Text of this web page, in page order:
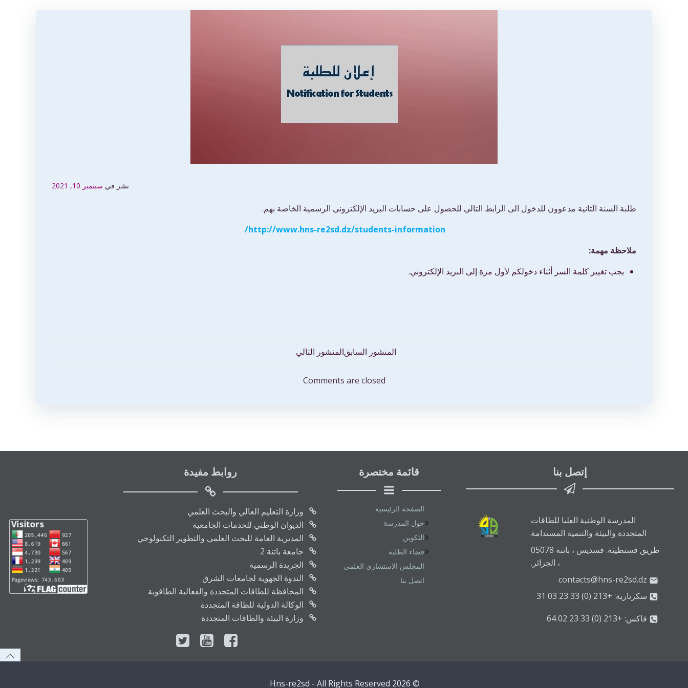
نشر في سبتمبر 10, 2021
طلبة السنة الثانية مدعوون للدخول الى الرابط التالي للحصول على حسابات البريد الإلكتروني الرسمية الخاصة بهم.
http://www.hns-re2sd.dz/students-information/
ملاحظة مهمة:
يجب تغيير كلمة السر أثناء دخولكم لأول مرة إلى البريد الإلكتروني.
المنشور السابقتصفّح
المقالات
المنشور التالي
Comments are closed
إتصل بنا
المدرسة الوطنية العليا للطاقات
المتجددة والبيئة والتنمية المستدامة
طريق قسنطينة. فسديس ، باتنة 05078
، الجزائر.
contacts@hns-re2sd.dz
سكرتارية: +213 (0) 33 23 03 31
فاكس: +213 (0) 33 23 02 64
قائمة مختصرة
الصفحة الرئيسية
حول المدرسة
التكوين
فضاء الطلبة
المجلس الاستشاري العلمي
اتصل بنا
روابط مفيدة
وزارة التعليم العالي والبحث العلمي
الديوان الوطني للخدمات الجامعية
المديرية العامة للبحث العلمي والتطوير التكنولوجي
جامعة باتنة 2
الجريدة الرسمية
الندوة الجهوية لجامعات الشرق
المحافظة للطاقات المتجددة والفعالية الطاقوية
الوكالة الدولية للطاقة المتجددة
وزارة البيئة والطاقات المتجددة
© 2026 Hns-re2sd - All Rights Reserved.